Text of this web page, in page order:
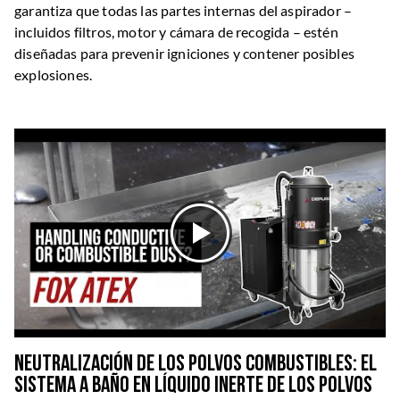
garantiza que todas las partes internas del aspirador –
incluidos filtros, motor y cámara de recogida – estén
diseñadas para prevenir igniciones y contener posibles
explosiones.
Neutralización de los polvos combustibles: el
sistema a baño en líquido inerte de los polvos